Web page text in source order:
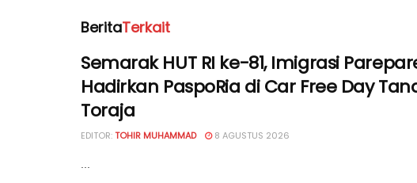
BeritaTerkait
Semarak HUT RI ke-81, Imigrasi
Hadirkan PaspoRia di Car Free Day
Toraja
EDITOR:TOHIR MUHAMMAD 8 AGUSTUS 2026
...